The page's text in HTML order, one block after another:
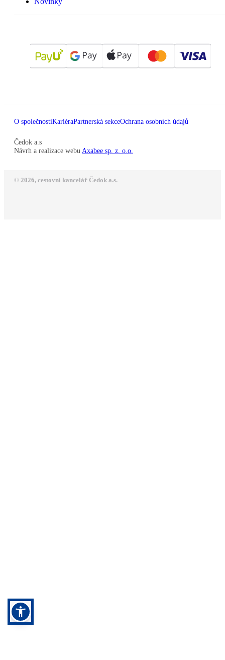
O společnostiKariéraPartnerská sekceOchrana osobních údajů
Čedok a.s
Návrh a realizace webu Axabee sp. z. o.o.
© 2026, cestovní kancelář Čedok a.s.